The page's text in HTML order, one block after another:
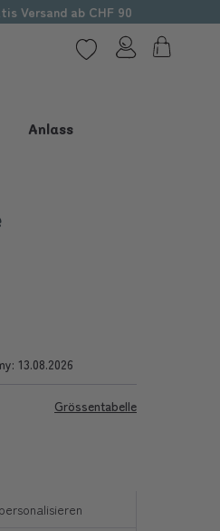
Versand ab CHF 90
Anlass
13.08.2026
Grössentabelle